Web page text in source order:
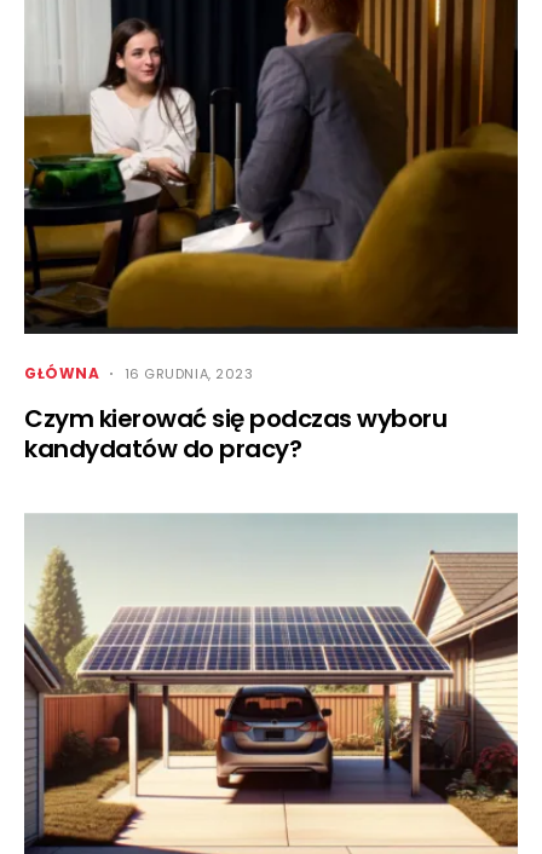
GŁÓWNA 16 GRUDNIA, 2023
Czym kierować się podczas wyboru
kandydatów do pracy?